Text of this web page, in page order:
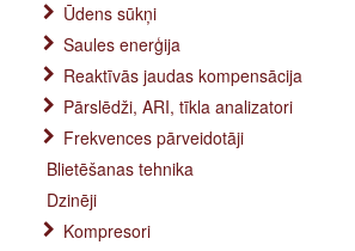
Ūdens sūkņi
Saules enerģija
Reaktīvās jaudas kompensācija
Pārslēdži, ARI, tīkla analizatori
Frekvences pārveidotāji
Blietēšanas tehnika
Dzinēji
Kompresori